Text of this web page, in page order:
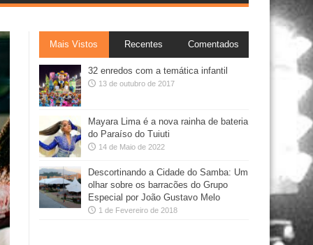
Mais Vistos Recentes Comentados
32 enredos com a temática infantil
13 de outubro de 2017
Mayara Lima é a nova rainha de bateria
do Paraíso do Tuiuti
14 de Maio de 2022
Descortinando a Cidade do Samba: Um
olhar sobre os barracões do Grupo
Especial por João Gustavo Melo
1 de Fevereiro de 2018